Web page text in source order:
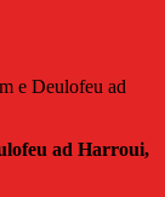
e Deulofeu ad
ad Harroui,